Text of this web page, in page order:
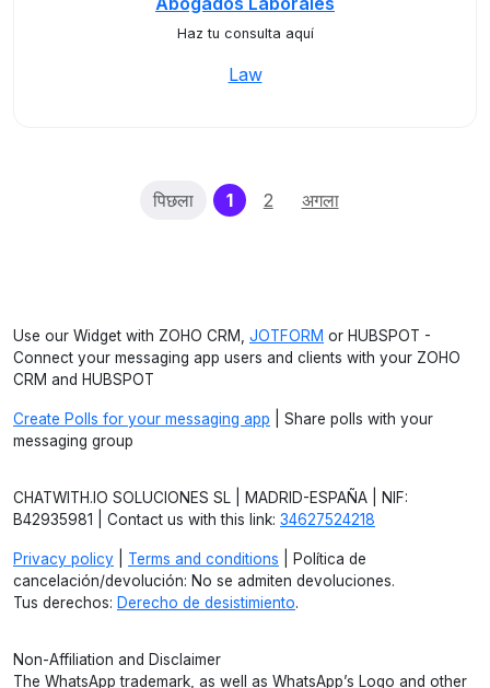
Haz tu consulta aquí
Law
पिछला 1(current)
2 अगला
Use our Widget with ZOHO CRM, JOTFORM or HUBSPOT -
Connect your messaging app users and clients with your ZOHO
CRM and HUBSPOT
Create Polls for your messaging app | Share polls with your
messaging group
CHATWITH.IO SOLUCIONES SL | MADRID-ESPAÑA | NIF:
B42935981 | Contact us with this link: 34627524218
Privacy policy Terms and conditions | Política de
cancelación/devolución: No se admiten devoluciones.
Tus derechos: Derecho de desistimiento.
Non-Affiliation and Disclaimer
The WhatsApp trademark, as well as WhatsApp’s Logo and other